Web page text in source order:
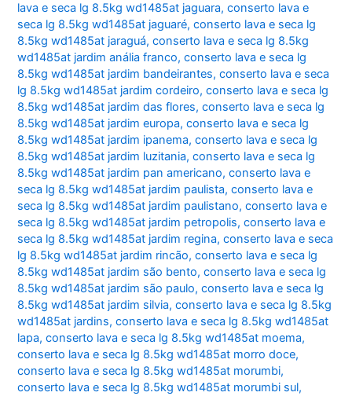
lava e seca lg 8.5kg wd1485at jaguara,conserto lava e
seca lg 8.5kg wd1485at jaguaré,conserto lava e seca lg
8.5kg wd1485at jaraguá,conserto lava e seca lg 8.5kg
wd1485at jardim anália franco,conserto lava e seca lg
8.5kg wd1485at jardim bandeirantes,conserto lava e seca
lg 8.5kg wd1485at jardim cordeiro,conserto lava e seca lg
8.5kg wd1485at jardim das flores,conserto lava e seca lg
8.5kg wd1485at jardim europa,conserto lava e seca lg
8.5kg wd1485at jardim ipanema,conserto lava e seca lg
8.5kg wd1485at jardim luzitania,conserto lava e seca lg
8.5kg wd1485at jardim pan americano,conserto lava e
seca lg 8.5kg wd1485at jardim paulista,conserto lava e
seca lg 8.5kg wd1485at jardim paulistano,conserto lava e
seca lg 8.5kg wd1485at jardim petropolis,conserto lava e
seca lg 8.5kg wd1485at jardim regina,conserto lava e seca
lg 8.5kg wd1485at jardim rincão,conserto lava e seca lg
8.5kg wd1485at jardim são bento,conserto lava e seca lg
8.5kg wd1485at jardim são paulo,conserto lava e seca lg
8.5kg wd1485at jardim silvia,conserto lava e seca lg 8.5kg
wd1485at jardins,conserto lava e seca lg 8.5kg wd1485at
lapa,conserto lava e seca lg 8.5kg wd1485at moema,
conserto lava e seca lg 8.5kg wd1485at morro doce,
conserto lava e seca lg 8.5kg wd1485at morumbi,
conserto lava e seca lg 8.5kg wd1485at morumbi sul,